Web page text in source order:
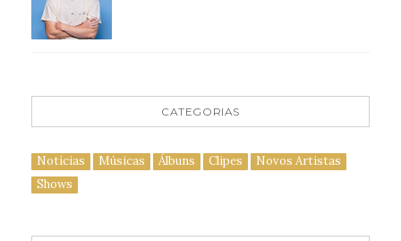
CATEGORIAS
Notícias Músicas Álbuns Clipes
Novos Artistas
Shows